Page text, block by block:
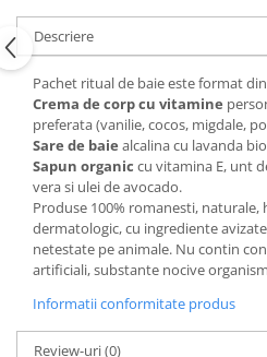
Descriere
Pachet ritual de baie este format
Crema de corp cu vitamine
preferata (vanilie, cocos, migdale,
Sare de baie alcalina cu lavanda
Sapun organic cu vitamina E, unt
vera si ulei de avocado.
Produse 100% romanesti, naturale,
dermatologic, cu ingrediente
netestate pe animale. Nu contin
artificiali, substante nocive
Informatii conformitate produs
Review-uri(0)